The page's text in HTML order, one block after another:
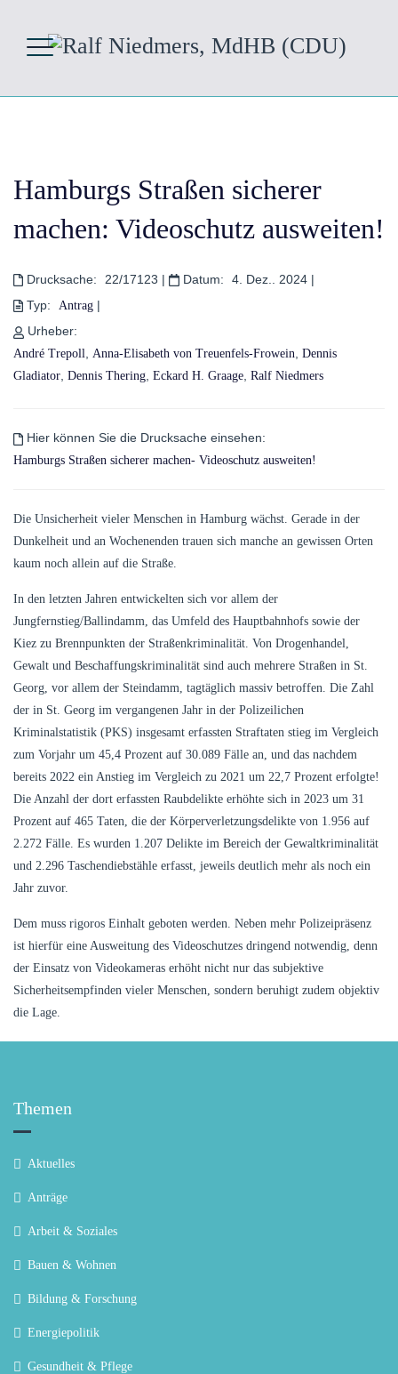
Hamburgs Straßen sicherer
machen: Videoschutz ausweiten!
Drucksache: 22/17123 | Datum: 4. Dez.. 2024 |
Typ:
Antrag |
Urheber:
André Trepoll, Anna-Elisabeth von Treuenfels-Frowein, Dennis
Gladiator, Dennis Thering, Eckard H. Graage, Ralf Niedmers
Hier können Sie die Drucksache einsehen:
Hamburgs Straßen sicherer machen- Videoschutz ausweiten!
Die Unsicherheit vieler Menschen in Hamburg wächst. Gerade in der
Dunkelheit und an Wochenenden trauen sich manche an gewissen Orten
kaum noch allein auf die Straße.
In den letzten Jahren entwickelten sich vor allem der
Jungfernstieg/Ballindamm, das Umfeld des Hauptbahnhofs sowie der
Kiez zu Brennpunkten der Straßenkriminalität. Von Drogenhandel,
Gewalt und Beschaffungskriminalität sind auch mehrere Straßen in St.
Georg, vor allem der Steindamm, tagtäglich massiv betroffen. Die Zahl
der in St. Georg im vergangenen Jahr in der Polizeilichen
Kriminalstatistik (PKS) insgesamt erfassten Straftaten stieg im Vergleich
zum Vorjahr um 45,4 Prozent auf 30.089 Fälle an, und das nachdem
bereits 2022 ein Anstieg im Vergleich zu 2021 um 22,7 Prozent erfolgte!
Die Anzahl der dort erfassten Raubdelikte erhöhte sich in 2023 um 31
Prozent auf 465 Taten, die der Körperverletzungsdelikte von 1.956 auf
2.272 Fälle. Es wurden 1.207 Delikte im Bereich der Gewaltkriminalität
und 2.296 Taschendiebstähle erfasst, jeweils deutlich mehr als noch ein
Jahr zuvor.
Dem muss rigoros Einhalt geboten werden. Neben mehr Polizeipräsenz
ist hierfür eine Ausweitung des Videoschutzes dringend notwendig, denn
der Einsatz von Videokameras erhöht nicht nur das subjektive
Sicherheitsempfinden vieler Menschen, sondern beruhigt zudem objektiv
die Lage.
Themen
Aktuelles
Anträge
Arbeit & Soziales
Bauen & Wohnen
Bildung & Forschung
Energiepolitik
Gesundheit & Pflege